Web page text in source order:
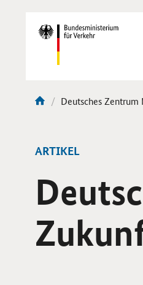
Navigation
Aktuelle
Deutsches
ARTIKEL